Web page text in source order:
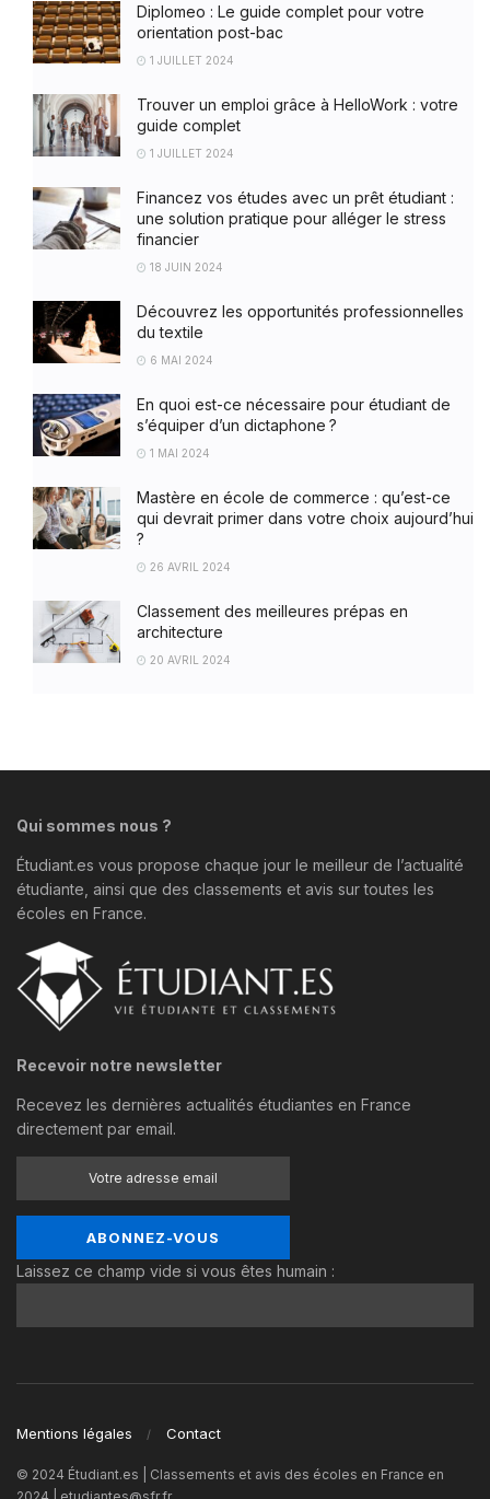
Diplomeo : Le guide complet pour votre
orientation post-bac
1 JUILLET 2024
Trouver un emploi grâce à HelloWork : votre
guide complet
1 JUILLET 2024
Financez vos études avec un prêt étudiant :
une solution pratique pour alléger le stress
financier
18 JUIN 2024
Découvrez les opportunités professionnelles
du textile
6 MAI 2024
En quoi est-ce nécessaire pour étudiant de
s’équiper d’un dictaphone ?
1 MAI 2024
Mastère en école de commerce : qu’est-ce
qui devrait primer dans votre choix aujourd’hui
?
26 AVRIL 2024
Classement des meilleures prépas en
architecture
20 AVRIL 2024
Qui sommes nous ?
Étudiant.es vous propose chaque jour le meilleur de l’actualité
étudiante, ainsi que des classements et avis sur toutes les
écoles en France.
Recevoir notre newsletter
Recevez les dernières actualités étudiantes en France
directement par email.
Laissez ce champ vide si vous êtes humain :
Mentions légales Contact
© 2024 Étudiant.es | Classements et avis des écoles en France en